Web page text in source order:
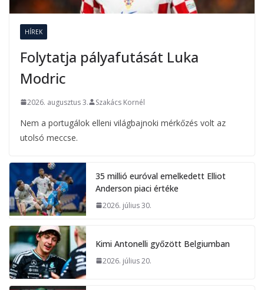
HÍREK
Folytatja pályafutását Luka
Modric
2026. augusztus 3. Szakács Kornél
Nem a portugálok elleni világbajnoki mérkőzés volt az
utolsó meccse.
35 millió euróval emelkedett Elliot
Anderson piaci értéke
2026. július 30.
Kimi Antonelli győzött Belgiumban
2026. július 20.